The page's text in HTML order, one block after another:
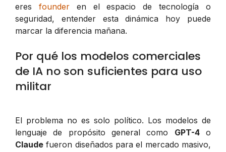
eres founderen el espacio de tecnología o
seguridad, entender esta dinámica hoy puede
marcar la diferencia mañana.
Por qué los modelos comerciales
de IA no son suficientes para uso
militar
El problema no es solo político. Los modelos de
lenguaje de propósito general como GPT-4o
Claude fueron diseñados para el mercado masivo,